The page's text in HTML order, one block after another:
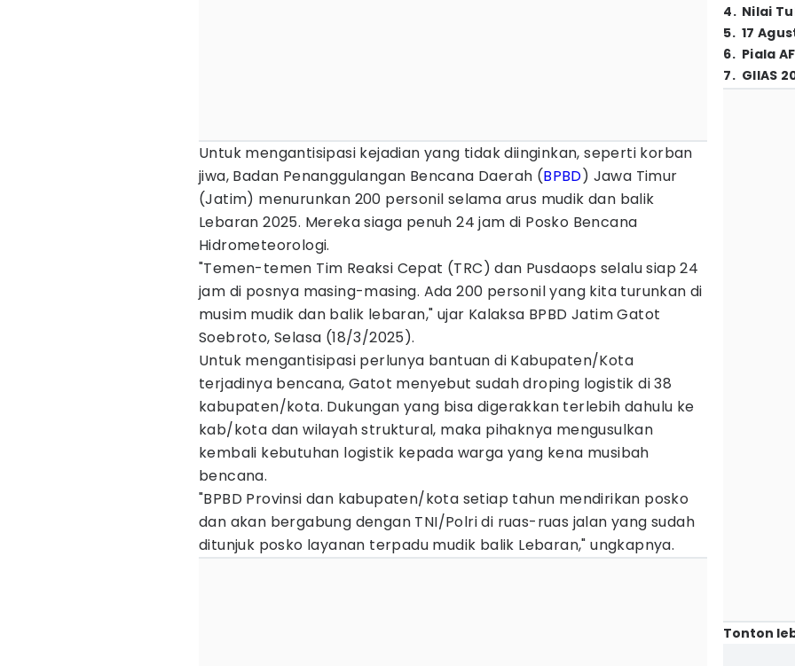
Untuk mengantisipasi kejadian yang tidak diinginkan, seperti korban
jiwa, Badan Penanggulangan Bencana Daerah (BPBD) Jawa Timur
(Jatim) menurunkan 200 personil selama arus mudik dan balik
Lebaran 2025. Mereka siaga penuh 24 jam di Posko Bencana
Hidrometeorologi.
"Temen-temen Tim Reaksi Cepat (TRC) dan Pusdaops selalu siap 24
jam di posnya masing-masing. Ada 200 personil yang kita turunkan di
musim mudik dan balik lebaran," ujar Kalaksa BPBD Jatim Gatot
Soebroto, Selasa (18/3/2025).
Untuk mengantisipasi perlunya bantuan di Kabupaten/Kota
terjadinya bencana, Gatot menyebut sudah droping logistik di 38
kabupaten/kota. Dukungan yang bisa digerakkan terlebih dahulu ke
kab/kota dan wilayah struktural, maka pihaknya mengusulkan
kembali kebutuhan logistik kepada warga yang kena musibah
bencana.
"BPBD Provinsi dan kabupaten/kota setiap tahun mendirikan posko
dan akan bergabung dengan TNI/Polri di ruas-ruas jalan yang sudah
ditunjuk posko layanan terpadu mudik balik Lebaran," ungkapnya.
4. Nilai
5. 17
6. Piala
7. GIIAS
Tonton